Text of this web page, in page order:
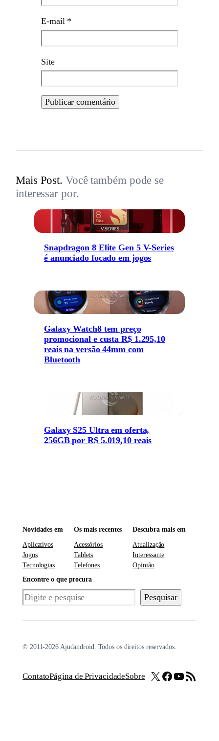
E-mail *
Site
Mais Post. Você também pode se
interessar por.
Snapdragon 8 Elite Gen 5 V-Series
é anunciado focado em jogos
Galaxy Watch8 tem preço
promocional e custa R$ 1.295,10
reais na versão 44mm com
Bluetooth
Galaxy S25 Ultra em oferta,
256GB por R$ 5.019,10 reais
Novidades em
Aplicativos
Jogos
Tecnologias
Os mais recentes
Acessórios
Tablets
Telefones
Descubra mais em
Atualização
Interessante
Opinião
Encontre o que procura
Pesquisar Pesquisar
© 2011-2026 Ajudandroid. Todos os direitos reservados.
ContatoPágina de PrivacidadeSobre X Facebook
Youtube
Feed RSS